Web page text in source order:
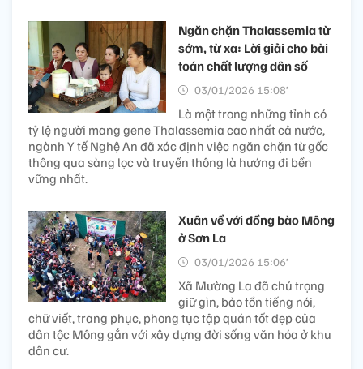
Ngăn chặn Thalassemia từ
sớm, từ xa: Lời giải cho bài
toán chất lượng dân số
03/01/2026 15:08’
Là một trong những tỉnh có
tỷ lệ người mang gene Thalassemia cao nhất cả nước,
ngành Y tế Nghệ An đã xác định việc ngăn chặn từ gốc
thông qua sàng lọc và truyền thông là hướng đi bền
vững nhất.
Xuân về với đồng bào Mông
ở Sơn La
03/01/2026 15:06’
Xã Mường La đã chú trọng
giữ gìn, bảo tồn tiếng nói,
chữ viết, trang phục, phong tục tập quán tốt đẹp của
dân tộc Mông gắn với xây dựng đời sống văn hóa ở khu
dân cư.